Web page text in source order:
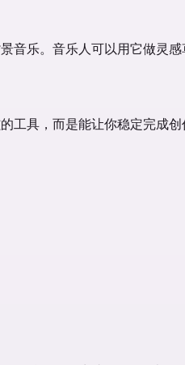
音乐。音乐人可以用它做灵
工具，而是能让你稳定完成